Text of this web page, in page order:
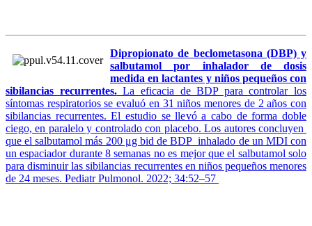
Dipropionato de beclometasona (DBP) y
salbutamol por inhalador de dosis
medida en lactantes y niños pequeños con
sibilancias recurrentes.La eficacia de BDP para controlar los
síntomas respiratorios se evaluó en 31 niños menores de 2 años con
sibilancias recurrentes. El estudio se llevó a cabo de forma doble
ciego, en paralelo y controlado con placebo. Los autores concluyen
que el salbutamol más 200 μg bid de BDP inhalado de un MDI con
un espaciador durante 8 semanas no es mejor que el salbutamol solo
para disminuir las sibilancias recurrentes en niños pequeños menores
de 24 meses. Pediatr Pulmonol. 2022; 34:52–57